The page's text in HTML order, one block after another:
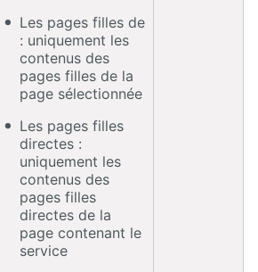
Les pages filles de
: uniquement les
contenus des
pages filles de la
page sélectionnée
Les pages filles
directes :
uniquement les
contenus des
pages filles
directes de la
page contenant le
service